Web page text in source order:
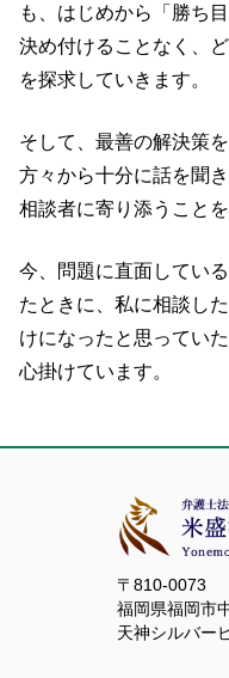
も、はじめから「勝ち
決め付けることなく、
を探求していきます。
そして、最善の解決策
方々から十分に話を聞
相談者に寄り添うこと
今、問題に直面してい
たときに、私に相談し
けになったと思ってい
心掛けています。
〒810-0073
福岡県福岡市
天神シルバー